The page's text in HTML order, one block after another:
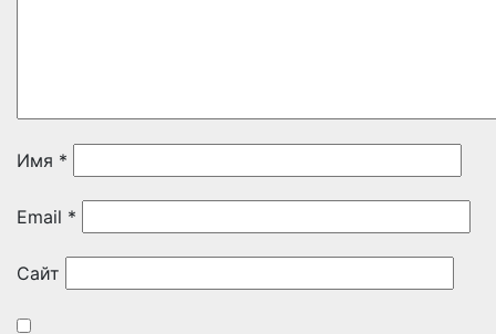
Имя *
Email *
Сайт